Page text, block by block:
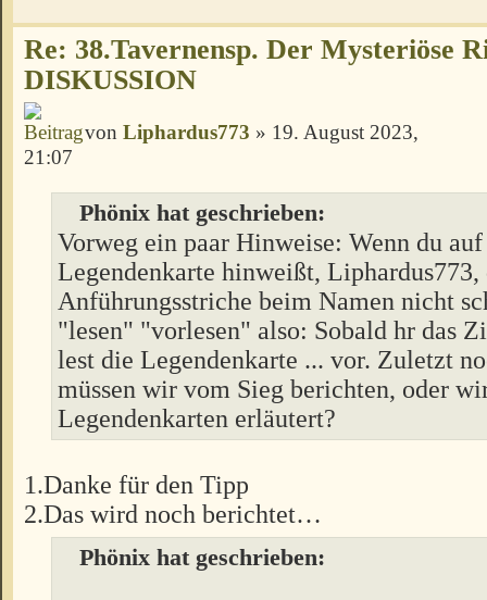
Re: 38.Tavernensp. Der Mysteriöse
DISKUSSION
von Liphardus773 » 19. August 2023,
21:07
Phönix hat geschrieben:
Vorweg ein paar Hinweise: Wenn du
Legendenkarte hinweißt, Liphardus773,
Anführungsstriche beim Namen nicht
"lesen" "vorlesen" also: Sobald hr das
lest die Legendenkarte ... vor. Zuletzt
müssen wir vom Sieg berichten, oder
Legendenkarten erläutert?
1.Danke für den Tipp
2.Das wird noch berichtet…
Phönix hat geschrieben: